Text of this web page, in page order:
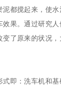
都搅起来，使
果。通过研究人
了原来的状况
即：洗车机和